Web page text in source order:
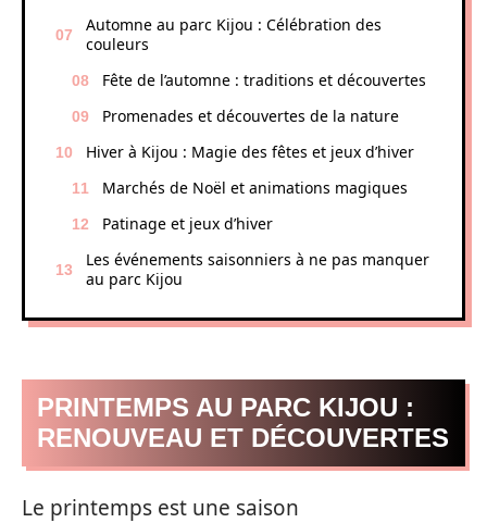
Automne au parc Kijou : Célébration des
couleurs
Fête de l’automne : traditions et découvertes
Promenades et découvertes de la nature
Hiver à Kijou : Magie des fêtes et jeux d’hiver
Marchés de Noël et animations magiques
Patinage et jeux d’hiver
Les événements saisonniers à ne pas manquer
au parc Kijou
PRINTEMPS AU PARC KIJOU :
RENOUVEAU ET DÉCOUVERTES
Le printemps est une saison